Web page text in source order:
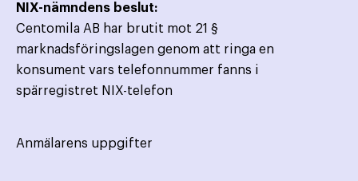
NIX-nämndens beslut:
Centomila AB har brutit mot 21 §
marknadsföringslagen genom att ringa en
konsument vars telefonnummer fanns i
spärregistret NIX-telefon
Anmälarens uppgifter